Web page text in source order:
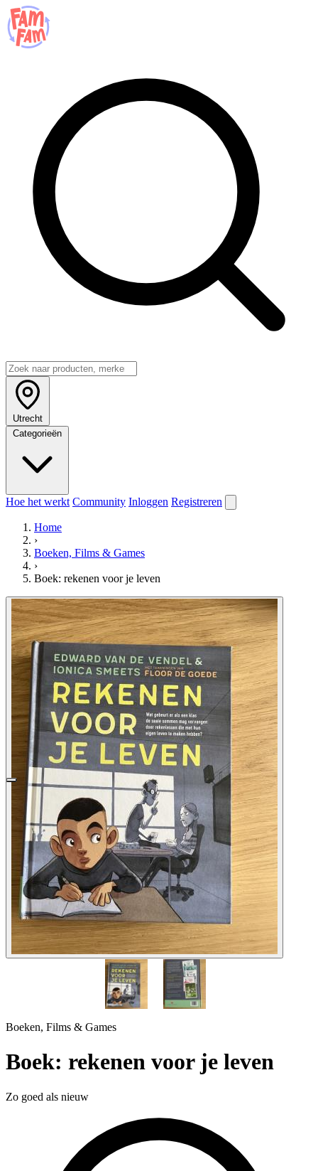
Utrecht
Categorieën
Hoe het werkt Community Inloggen Registreren
Home
›
Boeken, Films & Games
›
Boek: rekenen voor je leven
1 / 2
Boeken, Films & Games
Boek: rekenen voor je leven
Zo goed als nieuw